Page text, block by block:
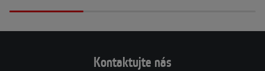
Kontaktujte nás